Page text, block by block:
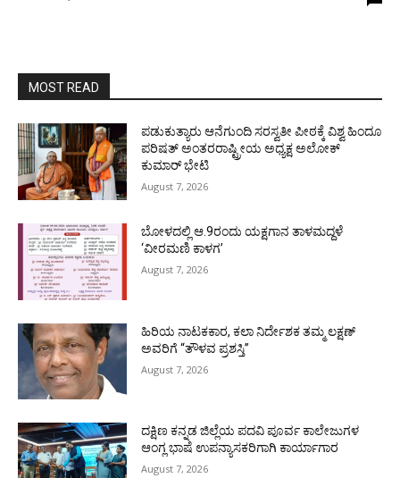
MOST READ
ಪಡುಕುತ್ಯಾರು ಆನೆಗುಂದಿ ಸರಸ್ವತೀ ಪೀಠಕ್ಕೆ ವಿಶ್ವ ಹಿಂದೂ
ಪರಿಷತ್ ಅಂತರರಾಷ್ಟ್ರೀಯ ಅಧ್ಯಕ್ಷ ಅಲೋಕ್
ಕುಮಾರ್ ಭೇಟಿ
August 7, 2026
ಬೋಳದಲ್ಲಿ ಆ.9ರಂದು ಯಕ್ಷಗಾನ ತಾಳಮದ್ದಳೆ
‘ವೀರಮಣಿ ಕಾಳಗ’
August 7, 2026
ಹಿರಿಯ ನಾಟಕಕಾರ, ಕಲಾ ನಿರ್ದೇಶಕ ತಮ್ಮ ಲಕ್ಷಣ್
ಅವರಿಗೆ “ತೌಳವ ಪ್ರಶಸ್ತಿ”
August 7, 2026
ದಕ್ಷಿಣ ಕನ್ನಡ ಜಿಲ್ಲೆಯ ಪದವಿ ಪೂರ್ವ ಕಾಲೇಜುಗಳ
ಆಂಗ್ಲ ಭಾಷೆ ಉಪನ್ಯಾಸಕರಿಗಾಗಿ ಕಾರ್ಯಾಗಾರ
August 7, 2026